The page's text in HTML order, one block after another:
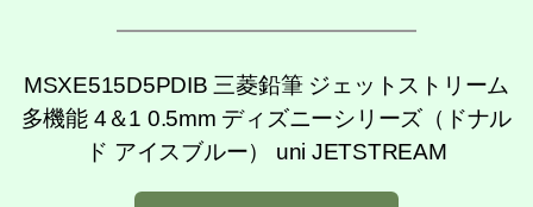
MSXE515D5PDIB 三菱鉛筆 ジェットストリーム
多機能 4＆1 0.5mm ディズニーシリーズ（ドナル
ド アイスブルー） uni JETSTREAM